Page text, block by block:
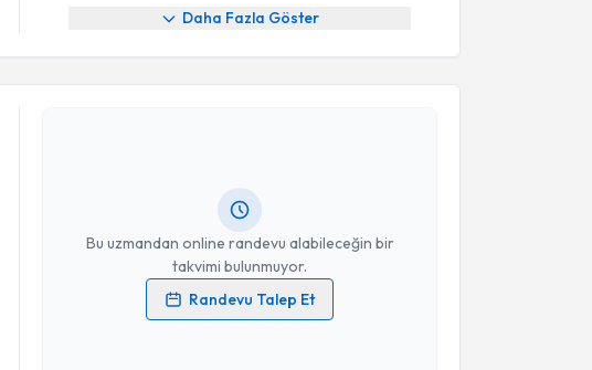
Daha Fazla Göster
Bu uzmandan online randevu alabileceğin bir
takvimi bulunmuyor.
Randevu Talep Et
Randevu Takvimi Talebi
Kişisel verilerimin işlenmesine ilişkinAydınlatma Metni